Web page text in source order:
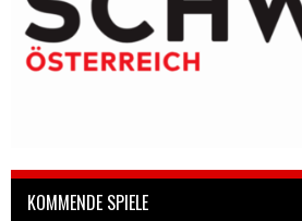
KOMMENDE SPIELE